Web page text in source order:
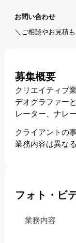
お問い合わせ
＼ご相談やお見積
募集概要
クリエイティブ
デオグラファー
レーター、ナレ
クライアントの
業務内容は異な
フォト・ビ
業務内容